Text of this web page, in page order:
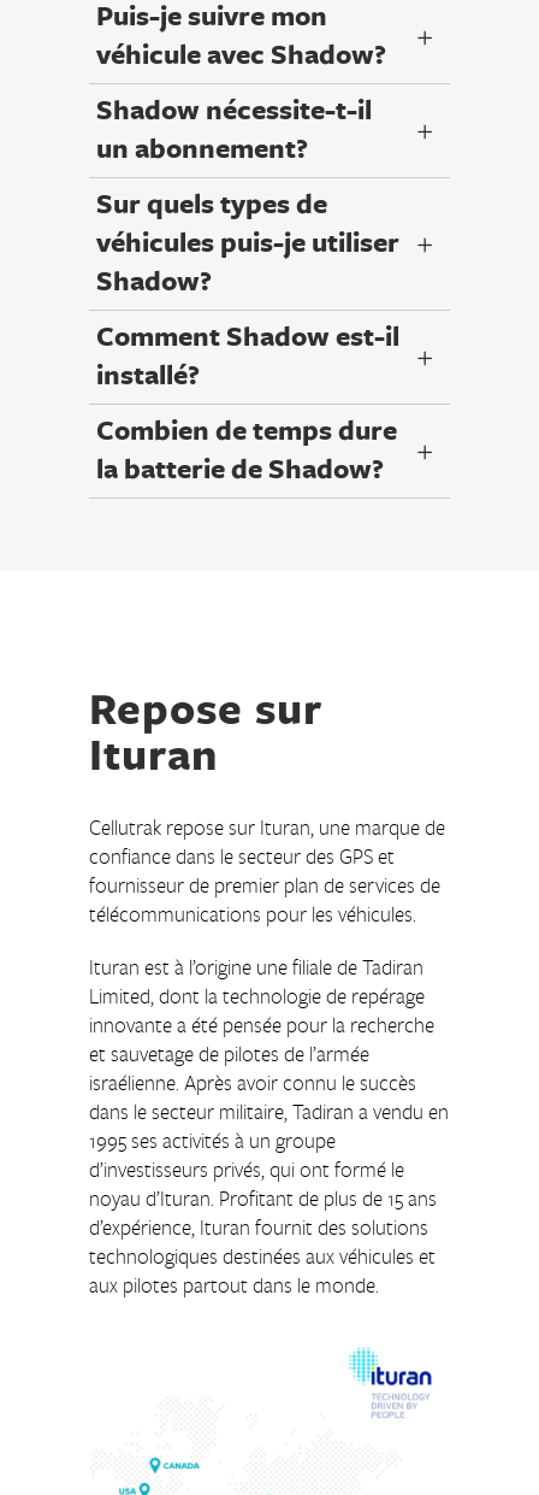
Puis-je suivre mon
véhicule avec Shadow?
Shadow nécessite-t-il
un abonnement?
Sur quels types de
véhicules puis-je utiliser
Shadow?
Comment Shadow est-il
installé?
Combien de temps dure
la batterie de Shadow?
Repose sur
Ituran
Cellutrak repose sur Ituran, une marque de
confiance dans le secteur des GPS et
fournisseur de premier plan de services de
télécommunications pour les véhicules.
Ituran est à l’origine une filiale de Tadiran
Limited, dont la technologie de repérage
innovante a été pensée pour la recherche
et sauvetage de pilotes de l’armée
israélienne. Après avoir connu le succès
dans le secteur militaire, Tadiran a vendu en
1995 ses activités à un groupe
d’investisseurs privés, qui ont formé le
noyau d’Ituran. Profitant de plus de 15 ans
d’expérience, Ituran fournit des solutions
technologiques destinées aux véhicules et
aux pilotes partout dans le monde.